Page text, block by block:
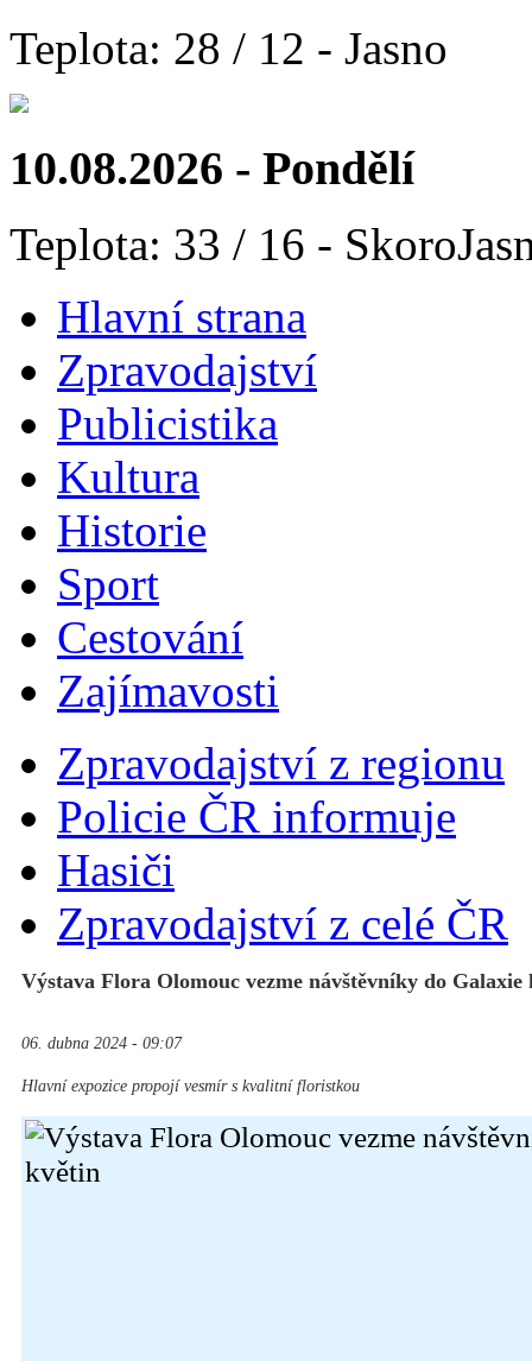
Teplota: 28 / 12 - Jasno
10.08.2026 - Pondělí
Teplota: 33 / 16 -
Hlavní strana
Zpravodajství
Publicistika
Kultura
Historie
Sport
Cestování
Zajímavosti
Zpravodajství z regionu
Policie ČR informuje
Hasiči
Zpravodajství z celé ČR
Výstava Flora Olomouc vezme návštěvníky do Galaxie
06. dubna 2024 - 09:07
Hlavní expozice propojí vesmír s kvalitní floristkou